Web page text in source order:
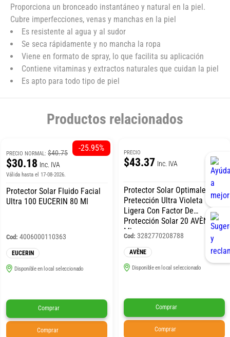
Proporciona un bronceado instantáneo y natural en la piel.
Cubre imperfecciones, venas y manchas en la piel
Es resistente al agua y al sudor
Se seca rápidamente y no mancha la ropa
Viene en formato de spray, lo que facilita su aplicación
Contiene vitaminas y extractos naturales que cuidan la piel
Es apto para todo tipo de piel
Productos relacionados
PRECIO NORMAL:$40.75
$30.18 Inc. IVA
Válida hasta el 17-08-2026.
Protector Solar Fluido Facial
Ultra 100 EUCERIN 80 Ml
Cod: 4006000110363
EUCERIN
Disponible en local seleccionado
Comprar
Comprar
-25.95% PRECIO
$43.37 Inc. IVA
Protector Solar Optimale
Pretección Ultra Violeta
Ligera Con Factor De
Protección Solar 20 AVÈNE 40
Ml
Cod: 3282770208788
AVÈNE
Disponible en local seleccionado
Comprar
Comprar